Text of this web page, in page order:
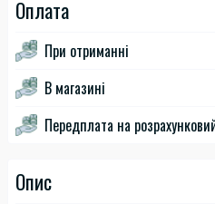
Оплата
При отриманні
В магазині
Передплата на
Опис